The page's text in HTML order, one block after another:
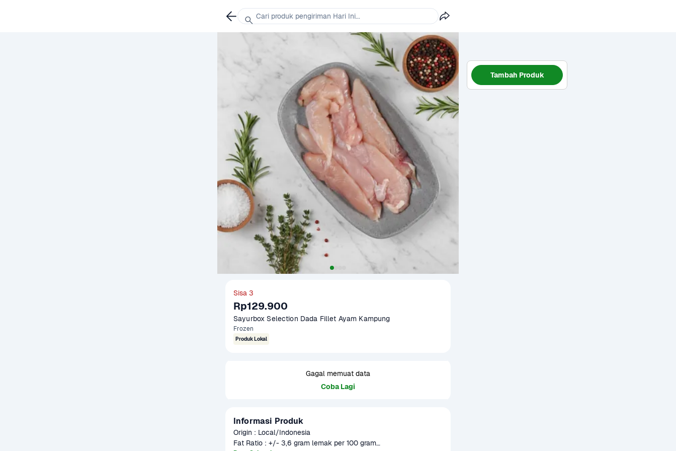
Sisa 3
Rp129.900
Sayurbox Selection Dada Fillet Ayam Kampung
Frozen
Produk Lokal
Gagal memuat data
Coba Lagi
Informasi Produk
Origin : Local/Indonesia
Fat Ratio : +/- 3,6 gram lemak per 100 gram
Tambah Produk
Cari produk pengiriman Hari Ini...